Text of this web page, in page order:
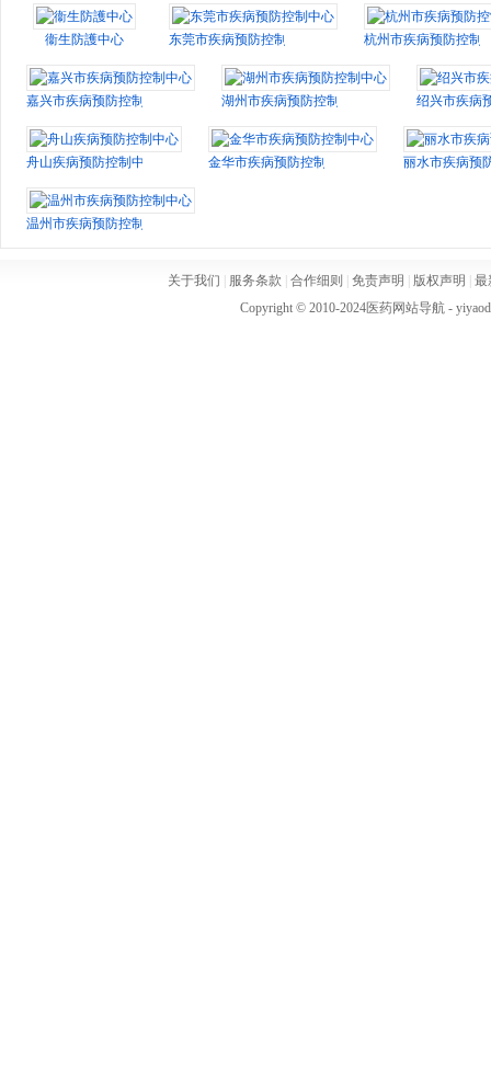
衞生防護中心 东莞市疾病预防控制中心 杭州市疾病预防控制
嘉兴市疾病预防控制中心 湖州市疾病预防控制中心 绍兴市疾病
舟山疾病预防控制中心 金华市疾病预防控制中心 丽水市疾病预
温州市疾病预防控制中心
关于我们 服务条款 合作细则 免责声明 版权声明
最
Copyright © 2010-2024医药网站导航-